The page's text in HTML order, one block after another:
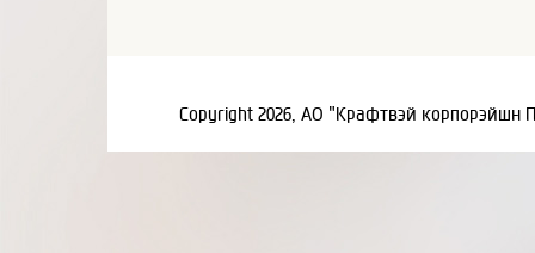
Copyright 2026, АО "Крафтвэй корпорэйшн